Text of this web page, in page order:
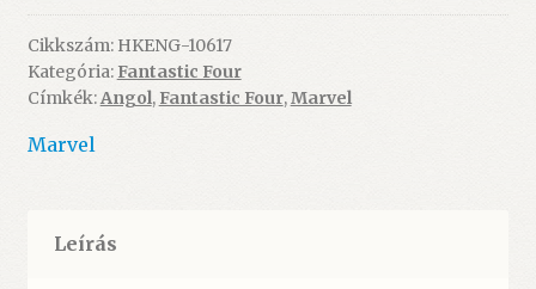
Four
40-
45.
(2022)
Reckoning
Cikkszám: HKENG-10617
Kategória: Fantastic Four
Címkék:Angol, Fantastic Four,Marvel
Marvel
Leírás